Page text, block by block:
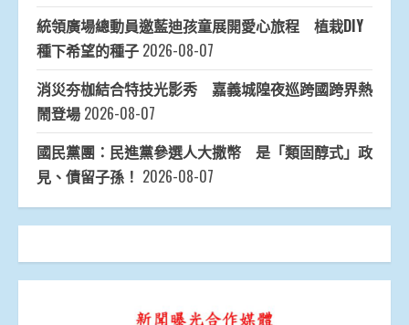
統領廣場總動員邀藍迪孩童展開愛心旅程 植栽DIY
種下希望的種子 2026-08-07
消災夯枷結合特技光影秀 嘉義城隍夜巡跨國跨界熱
鬧登場 2026-08-07
國民黨團：民進黨參選人大撒幣 是「類固醇式」政
見、債留子孫！ 2026-08-07